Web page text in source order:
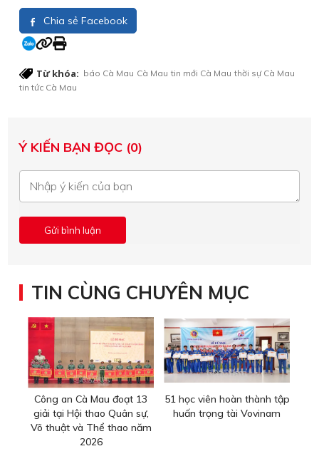
Chia sẻ Facebook
Từ khóa: báo Cà Mau Cà Mau tin mới Cà Mau thời sự Cà Mau
tin tức Cà Mau
Ý KIẾN BẠN ĐỌC (0)
TIN CÙNG CHUYÊN MỤC
Công an Cà Mau đoạt 13
giải tại Hội thao Quân sự,
Võ thuật và Thể thao năm
2026
51 học viên hoàn thành tập
huấn trọng tài Vovinam